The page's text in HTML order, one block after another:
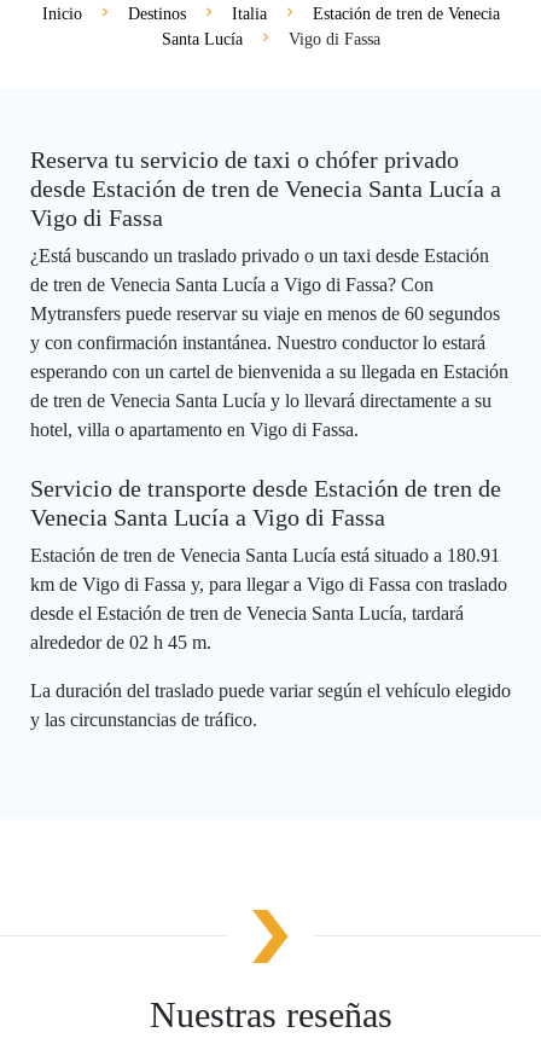
Inicio Destinos Italia
Estación de tren de Venecia
Santa Lucía
Vigo di Fassa
Reserva tu servicio de taxi o chófer privado
desde Estación de tren de Venecia Santa Lucía a
Vigo di Fassa
¿Está buscando un traslado privado o un taxi desde Estación
de tren de Venecia Santa Lucía a Vigo di Fassa? Con
Mytransfers puede reservar su viaje en menos de 60 segundos
y con confirmación instantánea. Nuestro conductor lo estará
esperando con un cartel de bienvenida a su llegada en Estación
de tren de Venecia Santa Lucía y lo llevará directamente a su
hotel, villa o apartamento en Vigo di Fassa.
Servicio de transporte desde Estación de tren de
Venecia Santa Lucía a Vigo di Fassa
Estación de tren de Venecia Santa Lucía está situado a 180.91
km de Vigo di Fassa y, para llegar a Vigo di Fassa con traslado
desde el Estación de tren de Venecia Santa Lucía, tardará
alrededor de 02 h 45 m.
La duración del traslado puede variar según el vehículo elegido
y las circunstancias de tráfico.
Nuestras reseñas